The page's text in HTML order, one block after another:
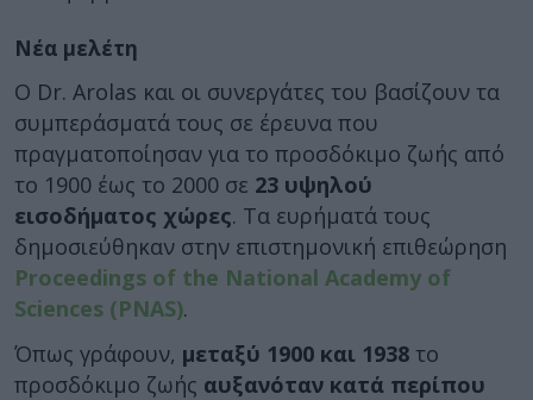
Νέα μελέτη
Ο Dr. Arolas και οι συνεργάτες του βασίζουν τα
συμπεράσματά τους σε έρευνα που
πραγματοποίησαν για το προσδόκιμο ζωής από
το 1900 έως το 2000 σε 23 υψηλού
εισοδήματος χώρες. Τα ευρήματά τους
δημοσιεύθηκαν στην επιστημονική επιθεώρηση
Proceedings of the National Academy of
Sciences (PNAS).
Όπως γράφουν, μεταξύ 1900 και 1938 το
προσδόκιμο ζωής αυξανόταν κατά περίπου